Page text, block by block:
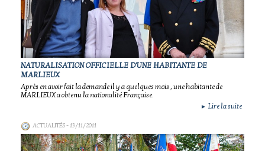
NATURALISATION OFFICIELLE D'UNE HABITANTE DE
MARLIEUX
Après en avoir fait la demande il y a quelques mois , une habitante de
MARLIEUX a obtenu la nationalité Française.
► Lire la suite
ACTUALITÉS- 13/11/2011